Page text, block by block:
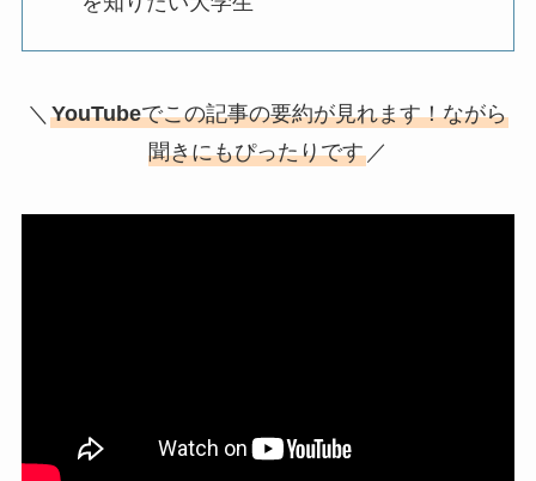
＼ YouTubeでこの記事の要約が見れます！ながら
聞きにもぴったりです ／